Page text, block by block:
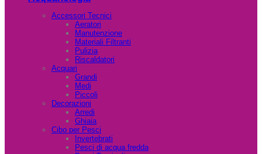
Accessori Tecnici
Aeratori
Manutenzione
Materiali Filtranti
Pulizia
Riscaldatori
Acquari
Grandi
Medi
Piccoli
Decorazioni
Arredi
Ghiaia
Cibo per Pesci
Invertebrati
Pesci di acqua fredda